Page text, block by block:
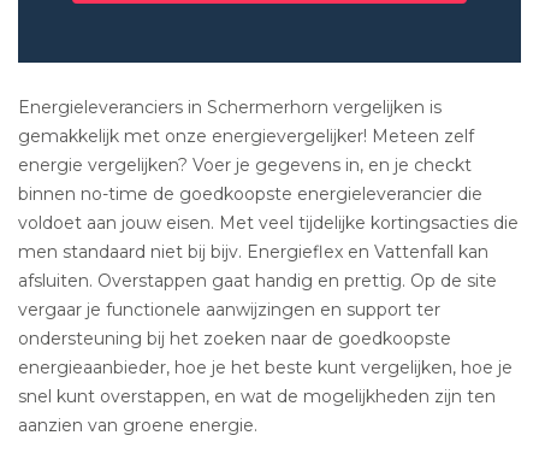
Energieleveranciers in Schermerhorn vergelijken is
gemakkelijk met onze energievergelijker! Meteen zelf
energie vergelijken? Voer je gegevens in, en je checkt
binnen no-time de goedkoopste energieleverancier die
voldoet aan jouw eisen. Met veel tijdelijke kortingsacties die
men standaard niet bij bijv. Energieflex en Vattenfall kan
afsluiten. Overstappen gaat handig en prettig. Op de site
vergaar je functionele aanwijzingen en support ter
ondersteuning bij het zoeken naar de goedkoopste
energieaanbieder, hoe je het beste kunt vergelijken, hoe je
snel kunt overstappen, en wat de mogelijkheden zijn ten
aanzien van groene energie.